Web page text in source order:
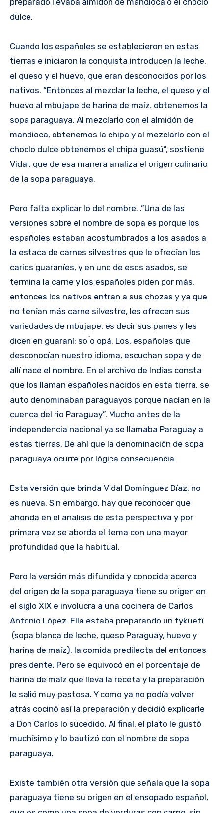
preparado llevaba almidón de mandioca o el choclo
dulce.
Cuando los españoles se establecieron en estas
tierras e iniciaron la conquista introducen la leche,
el queso y el huevo, que eran desconocidos por los
nativos. “Entonces al mezclar la leche, el queso y el
huevo al mbujape de harina de maíz, obtenemos la
sopa paraguaya. Al mezclarlo con el almidón de
mandioca, obtenemos la chipa y al mezclarlo con el
choclo dulce obtenemos el chipa guasú”, sostiene
Vidal, que de esa manera analiza el origen culinario
de la sopa paraguaya.
Pero falta explicar lo del nombre. .”Una de las
versiones sobre el nombre de sopa es porque los
españoles estaban acostumbrados a los asados a
la estaca de carnes silvestres que le ofrecían los
carios guaraníes, y en uno de esos asados, se
termina la carne y los españoles piden por más,
entonces los nativos entran a sus chozas y ya que
no tenían más carne silvestre, les ofrecen sus
variedades de mbujape, es decir sus panes y les
dicen en guaraní: so ́o opá. Los, españoles que
desconocían nuestro idioma, escuchan sopa y de
allí nace el nombre. En el archivo de Indias consta
que los llaman españoles nacidos en esta tierra, se
auto denominaban paraguayos porque nacían en la
cuenca del rio Paraguay”. Mucho antes de la
independencia nacional ya se llamaba Paraguay a
estas tierras. De ahí que la denominación de sopa
paraguaya ocurre por lógica consecuencia.
Esta versión que brinda Vidal Domínguez Díaz, no
es nueva. Sin embargo, hay que reconocer que
ahonda en el análisis de esta perspectiva y por
primera vez se aborda el tema con una mayor
profundidad que la habitual.
Pero la versión más difundida y conocida acerca
del origen de la sopa paraguaya tiene su origen en
el siglo XIX e involucra a una cocinera de Carlos
Antonio López. Ella estaba preparando un tykuetï
(sopa blanca de leche, queso Paraguay, huevo y
harina de maíz), la comida predilecta del entonces
presidente. Pero se equivocó en el porcentaje de
harina de maíz que lleva la receta y la preparación
le salió muy pastosa. Y como ya no podía volver
atrás cocinó así la preparación y decidió explicarle
a Don Carlos lo sucedido. Al final, el plato le gustó
muchísimo y lo bautizó con el nombre de sopa
paraguaya.
Existe también otra versión que señala que la sopa
paraguaya tiene su origen en el ensopado español,